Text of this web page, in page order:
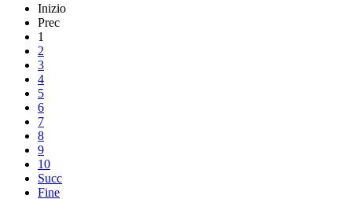
Inizio
Prec
1
2
3
4
5
6
7
8
9
10
Succ
Fine